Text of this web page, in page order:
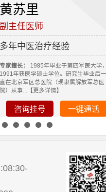
黄苏里
副主任医师
多年中医治疗经验
专家擅长：
1985年毕业于第四军医大学
1991年获医学硕士学位。研究生毕业后一
直在北京军区总医院（现隶属解放军总医
院）从事...【更多详情】
咨询挂号 一键通话